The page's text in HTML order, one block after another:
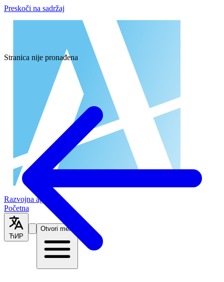
Preskoči na sadržaj
Razvojna agencija
Početna
ЋИР
Otvori meni
Stranica nije pronađena